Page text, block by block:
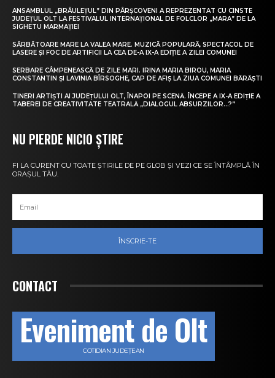
ANSAMBLUL „BRÂULEȚUL” DIN PÂRȘCOVENI A REPREZENTAT CU CINSTE
JUDEȚUL OLT LA FESTIVALUL INTERNAȚIONAL DE FOLCLOR „MARA” DE LA
SIGHETU MARMAȚIEI
SĂRBĂTOARE MARE LA VALEA MARE. MUZICĂ POPULARĂ, SPECTACOL DE
LASERE ȘI FOC DE ARTIFICII LA CEA DE-A IX-A EDIȚIE A ZILEI COMUNEI
SERBARE CÂMPENEASCĂ DE ZILE MARI. IRINA MARIA BIROU, MARIA
CONSTANTIN ȘI LAVINIA BÎRSOGHE, CAP DE AFIȘ LA ZIUA COMUNEI BĂRĂȘTI
TINERI ARTIȘTI AI JUDEȚULUI OLT, ÎNAPOI PE SCENĂ. ÎNCEPE A IX-A EDIȚIE A
TABEREI DE CREATIVITATE TEATRALĂ „DIALOGUL ABSURZILOR…?”
NU PIERDE NICIO ȘTIRE
FI LA CURENT CU TOATE ȘTIRILE DE PE GLOB ȘI VEZI CE SE ÎNTÂMPLĂ ÎN
ORAȘUL TĂU.
ÎNSCRIE-TE
CONTACT
Eveniment de Olt
COTIDIAN JUDEȚEAN